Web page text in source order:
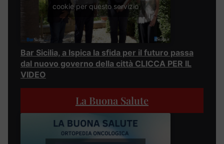
cookie per questo servizio
Bar Sicilia, a Ispica la sfida per il futuro passa
dal nuovo governo della città CLICCA PER IL
VIDEO
La Buona Salute